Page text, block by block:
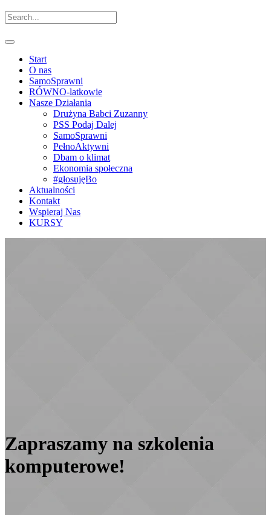
Start
O nas
SamoSprawni
RÓWNO-latkowie
Nasze Działania
Drużyna Babci Zuzanny
PSS Podaj Dalej
SamoSprawni
PełnoAktywni
Dbam o klimat
Ekonomia społeczna
#głosujęBo
Aktualności
Kontakt
Wspieraj Nas
KURSY
Zapraszamy na szkolenia
komputerowe!